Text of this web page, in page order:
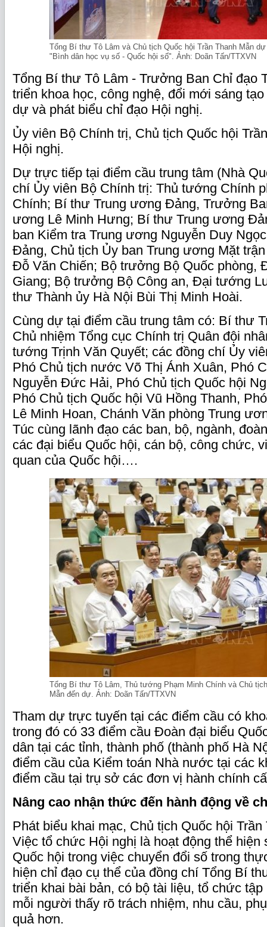
Tổng Bí thư Tô Lâm và Chủ tịch Quốc hội Trần Thanh Mẫn
"Bình dân học vụ số - Quốc hội số". Ảnh: Doãn Tấn/TTXVN
Tổng Bí thư Tô Lâm - Trưởng Ban Chỉ đạo
triển khoa học, công nghệ, đổi mới sáng
dự và phát biểu chỉ đạo Hội nghị.
Ủy viên Bộ Chính trị, Chủ tịch Quốc hội
Hội nghị.
Dự trực tiếp tại điểm cầu trung tâm (Nhà
chí Ủy viên Bộ Chính trị: Thủ tướng Chính
Chính; Bí thư Trung ương Đảng, Trưởng
ương Lê Minh Hưng; Bí thư Trung ương
ban Kiểm tra Trung ương Nguyễn Duy
Đảng, Chủ tịch Ủy ban Trung ương Mặt
Đỗ Văn Chiến; Bộ trưởng Bộ Quốc phòng,
Giang; Bộ trưởng Bộ Công an, Đại tướng
thư Thành ủy Hà Nội Bùi Thị Minh Hoài.
Cùng dự tại điểm cầu trung tâm có: Bí thư
Chủ nhiệm Tổng cục Chính trị Quân đội
tướng Trịnh Văn Quyết; các đồng chí Ủy
Phó Chủ tịch nước Võ Thị Ánh Xuân, Phó
Nguyễn Đức Hải, Phó Chủ tịch Quốc hội
Phó Chủ tịch Quốc hội Vũ Hồng Thanh,
Lê Minh Hoan, Chánh Văn phòng Trung
Túc cùng lãnh đạo các ban, bộ, ngành,
các đại biểu Quốc hội, cán bộ, công chức,
quan của Quốc hội….
Tổng Bí thư Tô Lâm, Thủ tướng Phạm Minh Chính và Chủ
Mẫn đến dự. Ảnh: Doãn Tấn/TTXVN
Tham dự trực tuyến tại các điểm cầu có
trong đó có 33 điểm cầu Đoàn đại biểu
dân tại các tỉnh, thành phố (thành phố Hà
điểm cầu của Kiểm toán Nhà nước tại các
điểm cầu tại trụ sở các đơn vị hành chính
Nâng cao nhận thức đến hành động về
Phát biểu khai mạc, Chủ tịch Quốc hội
Việc tổ chức Hội nghị là hoạt động thể hiện
Quốc hội trong việc chuyển đổi số trong
hiện chỉ đạo cụ thể của đồng chí Tổng Bí
triển khai bài bản, có bộ tài liệu, tổ chức
mỗi người thấy rõ trách nhiệm, nhu cầu,
quả hơn.